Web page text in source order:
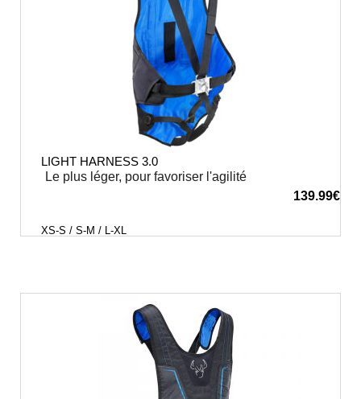
LIGHT HARNESS 3.0
Le plus léger, pour favoriser l'agilité
139.99€
XS-S / S-M / L-XL